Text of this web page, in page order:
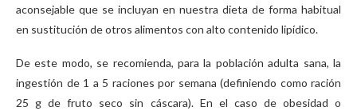
aconsejable que se incluyan en nuestra dieta de forma habitual
en sustitución de otros alimentos con alto contenido lipídico.
De este modo, se recomienda, para la población adulta sana, la
ingestión de 1 a 5 raciones por semana (definiendo como ración
25 g de fruto seco sin cáscara). En el caso de obesidad o